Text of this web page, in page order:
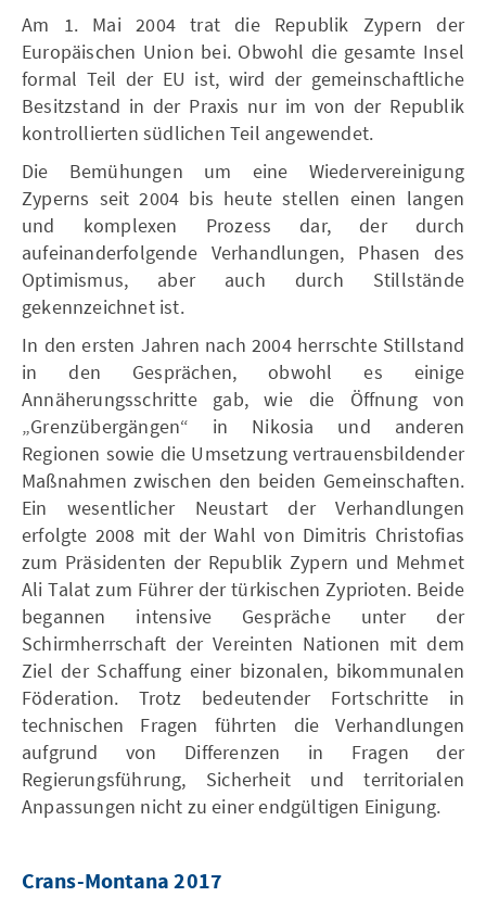
Am 1. Mai 2004 trat die Republik Zypern der
Europäischen Union bei. Obwohl die gesamte Insel
formal Teil der EU ist, wird der gemeinschaftliche
Besitzstand in der Praxis nur im von der Republik
kontrollierten südlichen Teil angewendet.
Die Bemühungen um eine Wiedervereinigung
Zyperns seit 2004 bis heute stellen einen langen
und komplexen Prozess dar, der durch
aufeinanderfolgende Verhandlungen, Phasen des
Optimismus, aber auch durch Stillstände
gekennzeichnet ist.
In den ersten Jahren nach 2004 herrschte Stillstand
in den Gesprächen, obwohl es einige
Annäherungsschritte gab, wie die Öffnung von
„Grenzübergängen“ in Nikosia und anderen
Regionen sowie die Umsetzung vertrauensbildender
Maßnahmen zwischen den beiden Gemeinschaften.
Ein wesentlicher Neustart der Verhandlungen
erfolgte 2008 mit der Wahl von Dimitris Christofias
zum Präsidenten der Republik Zypern und Mehmet
Ali Talat zum Führer der türkischen Zyprioten. Beide
begannen intensive Gespräche unter der
Schirmherrschaft der Vereinten Nationen mit dem
Ziel der Schaffung einer bizonalen, bikommunalen
Föderation. Trotz bedeutender Fortschritte in
technischen Fragen führten die Verhandlungen
aufgrund von Differenzen in Fragen der
Regierungsführung, Sicherheit und territorialen
Anpassungen nicht zu einer endgültigen Einigung.
Crans-Montana 2017